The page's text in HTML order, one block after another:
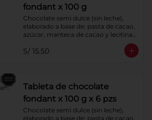
fondant x 100 g
Chocolate semi dulce (sin leche),
elaborado a base de: pasta de cacao,
azúcar, manteca de cacao y lecitina
S/ 15.50
Tableta de chocolate
fondant x 100 g x 6 pzs
Chocolate semi dulce (sin leche),
elaborado a base de: pasta de cacao,